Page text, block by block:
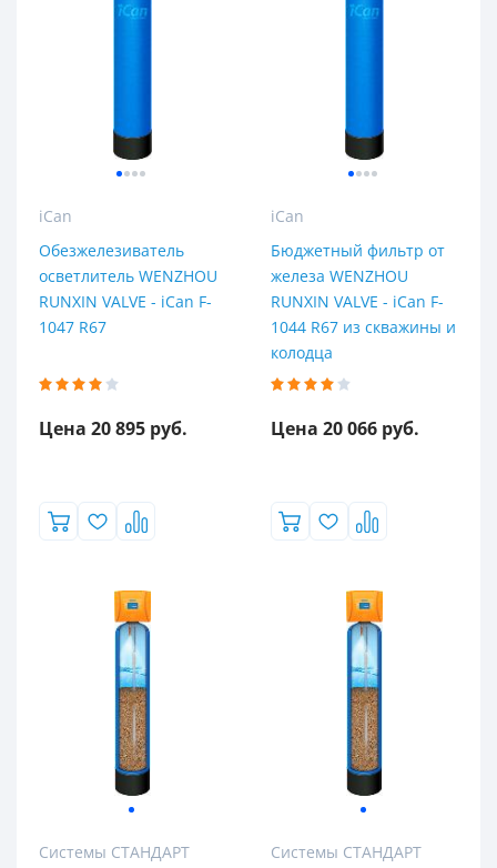
1,5 м³/час
1,7 м³/час
2,0 м³/час
2,4 м³/час
2,5
3,2 м³/час
3.5 м³/час
Высота
Ширина
iCan
Обезжелезиватель
осветлитель WENZHOU
RUNXIN VALVE - iCan F-
1047 R67
Цена 20 895 руб.
iCan
Бюджетный фильтр от
железа WENZHOU
RUNXIN VALVE - iCan F-
1044 R67 из скважины и
колодца
Цена 20 066 руб.
Системы СТАНДАРТ
Системы СТАНДАРТ